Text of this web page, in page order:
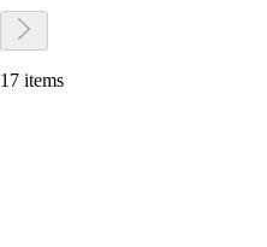
17 items